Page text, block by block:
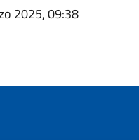
2025, 09:38